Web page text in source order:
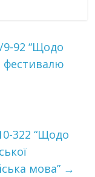
92 “Щодо
фестивалю
322 “Щодо
мова” →